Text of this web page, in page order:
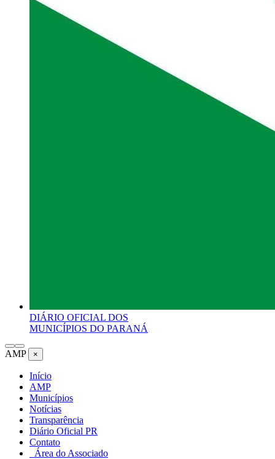
DIÁRIO OFICIAL DOS
MUNICÍPIOS DO PARANÁ
AMP ×
Início
AMP
Municípios
Notícias
Transparência
Diário Oficial PR
Contato
Área do Associado